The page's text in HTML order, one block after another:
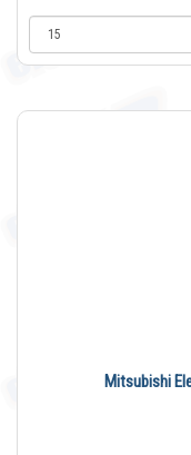
Mitsubishi